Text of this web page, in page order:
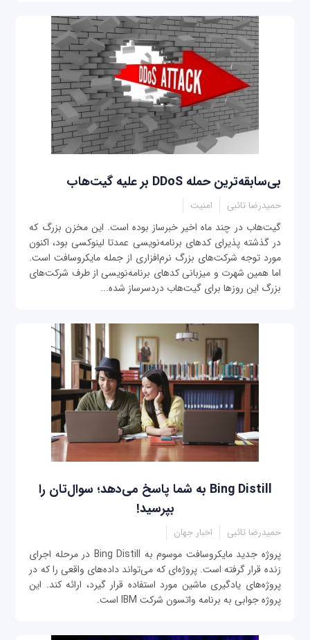
بی‌سابقه‌ترین حمله‌ DDoS بر علیه گیت‌هاب
حمیدرضا تائبی امنیت
گیت‌هاب در چند ماه اخیر خبرساز بوده است. این مخزن بزرگ که
در گذشته پذیرای کدهای برنامه‌نویسی عمدتا لینوکسی بود، اکنون
مورد توجه شرکت‌های بزرگ نرم‌افزاری از جمله مایکروسافت است.
اما همین شهرت و میزبانی کدهای برنامه‌نویسی از طرف شرکت‌های
بزرگ این روزها برای گیت‌هاب دردسرساز شده...
Bing Distill به شما پاسخ می‌دهد؛ سوال‌تان را
بپرسید!
حمیدرضا تائبی اخبار جهان
پروژه جدید مایکروسافت موسوم به Bing Distill در مرحله اجرای
زنده قرار گرفته است. پروژه‌ای که می‌تواند داده‌های واقعی را که در
پروژه‌های یادگیری ماشین مورد استفاده قرار گیرد، ارائه کند. این
پروژه جوابی به برنامه واتسون شرکت IBM است.